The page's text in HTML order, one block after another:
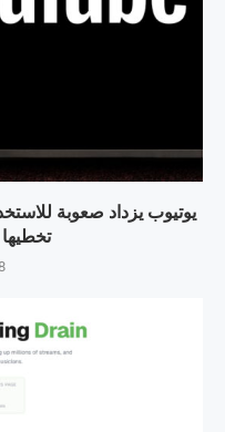
يوتيوب يزداد صعوبة
تخطيها